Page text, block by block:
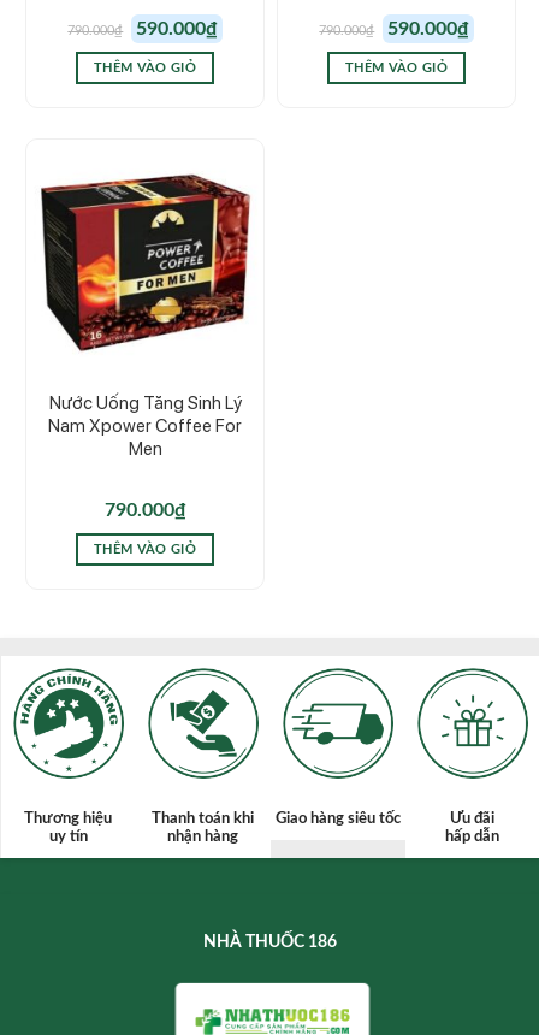
790.000₫
Giá
gốc
là:
790.000₫.
590.000₫ hiện
THÊM VÀO GIỎ
790.000₫
Giá
gốc
là:
790.000₫.
590.000₫ hiện
THÊM VÀO GIỎ
Nước Uống Tăng Sinh Lý
Nam Xpower Coffee For
Men
790.000₫
THÊM VÀO GIỎ
Thương hiệu
uy tín
Thanh toán khi
nhận hàng
Giao hàng siêu tốc
Ưu đãi
hấp dẫn
NHÀ THUỐC 186